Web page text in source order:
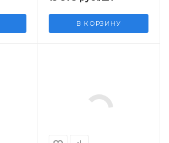
В КОРЗИНУ